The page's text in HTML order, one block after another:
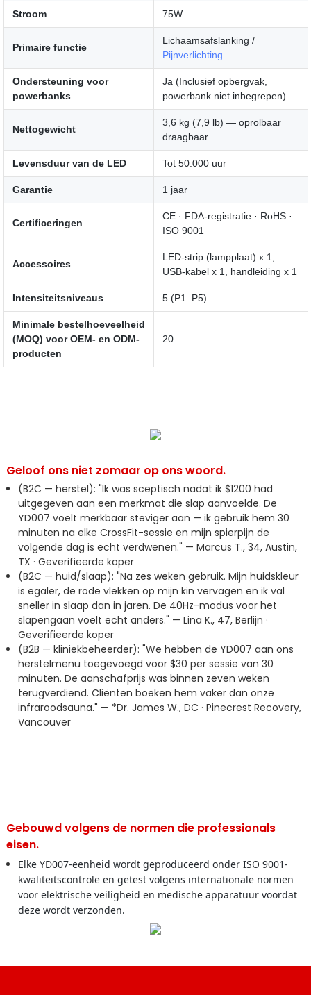
Stroom 75W
Primaire functie
Lichaamsafslanking /
Pijnverlichting
Ondersteuning voor
powerbanks
Ja (Inclusief opbergvak,
powerbank niet inbegrepen)
Nettogewicht
3,6 kg (7,9 lb) — oprolbaar
draagbaar
Levensduur van de LED Tot 50.000 uur
Garantie 1 jaar
Certificeringen
CE · FDA-registratie · RoHS ·
ISO 9001
Accessoires
LED-strip (lampplaat) x 1,
USB-kabel x 1, handleiding x 1
Intensiteitsniveaus 5 (P1–P5)
Minimale bestelhoeveelheid
(MOQ) voor OEM- en ODM-
producten
20
Geloof ons niet zomaar op ons woord.
(B2C — herstel): "Ik was sceptisch nadat ik $1200 had
uitgegeven aan een merkmat die slap aanvoelde. De
YD007 voelt merkbaar steviger aan — ik gebruik hem 30
minuten na elke CrossFit-sessie en mijn spierpijn de
volgende dag is echt verdwenen." — Marcus T., 34, Austin,
TX · Geverifieerde koper
(B2C — huid/slaap): "Na zes weken gebruik. Mijn huidskleur
is egaler, de rode vlekken op mijn kin vervagen en ik val
sneller in slaap dan in jaren. De 40Hz-modus voor het
slapengaan voelt echt anders." — Lina K., 47, Berlijn ·
Geverifieerde koper
(B2B — kliniekbeheerder): "We hebben de YD007 aan ons
herstelmenu toegevoegd voor $30 per sessie van 30
minuten. De aanschafprijs was binnen zeven weken
terugverdiend. Cliënten boeken hem vaker dan onze
infraroodsauna." — *Dr. James W., DC · Pinecrest Recovery,
Vancouver
Gebouwd volgens de normen die professionals
eisen.
Elke YD007-eenheid wordt geproduceerd onder ISO 9001-
kwaliteitscontrole en getest volgens internationale normen
voor elektrische veiligheid en medische apparatuur voordat
deze wordt verzonden.